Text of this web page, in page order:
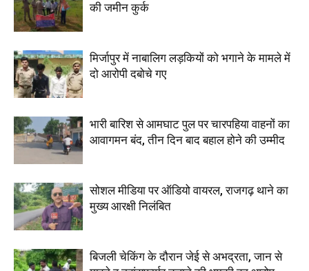
की जमीन कुर्क
मिर्जापुर में नाबालिग लड़कियों को भगाने के मामले में
दो आरोपी दबोचे गए
भारी बारिश से आमघाट पुल पर चारपहिया वाहनों का
आवागमन बंद, तीन दिन बाद बहाल होने की उम्मीद
सोशल मीडिया पर ऑडियो वायरल, राजगढ़ थाने का
मुख्य आरक्षी निलंबित
बिजली चेकिंग के दौरान जेई से अभद्रता, जान से